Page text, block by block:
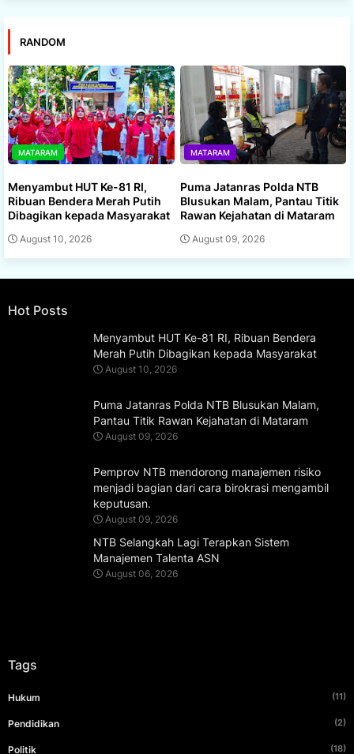
RANDOM
MATARAM
Menyambut HUT Ke-81 RI,
Ribuan Bendera Merah Putih
Dibagikan kepada Masyarakat
August 10, 2026
MATARAM
Puma Jatanras Polda NTB
Blusukan Malam, Pantau Titik
Rawan Kejahatan di Mataram
August 09, 2026
Hot Posts
Menyambut HUT Ke-81 RI, Ribuan Bendera
Merah Putih Dibagikan kepada Masyarakat
August 10, 2026
Puma Jatanras Polda NTB Blusukan Malam,
Pantau Titik Rawan Kejahatan di Mataram
August 09, 2026
Pemprov NTB mendorong manajemen risiko
menjadi bagian dari cara birokrasi mengambil
keputusan.
August 09, 2026
NTB Selangkah Lagi Terapkan Sistem
Manajemen Talenta ASN
August 06, 2026
Tags
Hukum (11)
Pendidikan (2)
Politik (18)